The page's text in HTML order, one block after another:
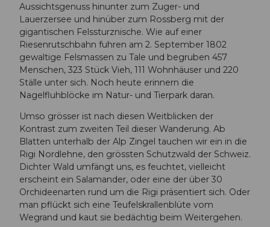
Aussichtsgenuss hinunter zum Zuger- und
Lauerzersee und hinüber zum Rossberg mit der
gigantischen Felssturznische. Wie auf einer
Riesenrutschbahn fuhren am 2. September 1802
gewaltige Felsmassen zu Tale und begruben 457
Menschen, 323 Stück Vieh, 111 Wohnhäuser und 220
Ställe unter sich. Noch heute erinnern die
Nagelfluhblöcke im Natur- und Tierpark daran.
Umso grösser ist nach diesen Weitblicken der
Kontrast zum zweiten Teil dieser Wanderung. Ab
Blatten unterhalb der Alp Zingel tauchen wir ein in die
Rigi Nordlehne, den grössten Schutzwald der Schweiz.
Dichter Wald umfängt uns, es feuchtet, vielleicht
erscheint ein Salamander, oder eine der über 30
Orchideenarten rund um die Rigi präsentiert sich. Oder
man pflückt sich eine Teufelskrallenblüte vom
Wegrand und kaut sie bedächtig beim Weitergehen.